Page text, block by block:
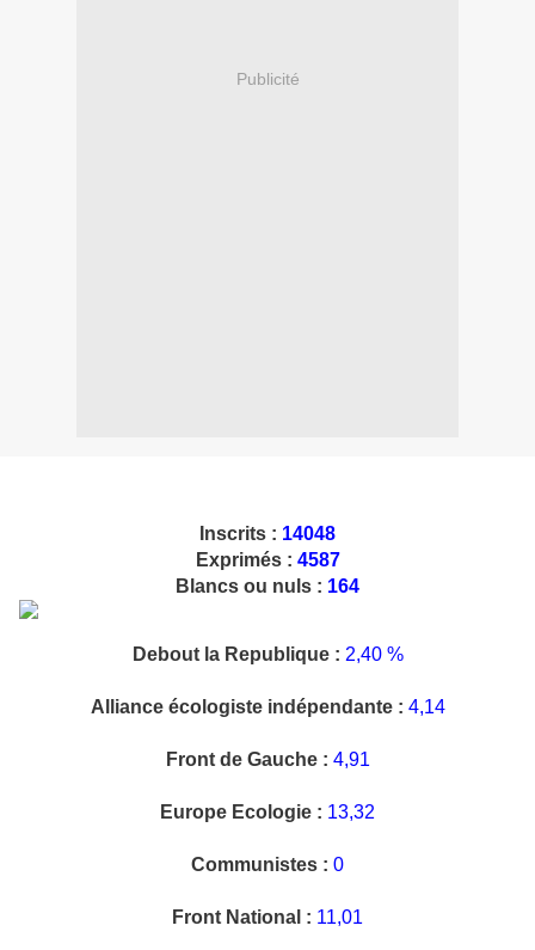
Publicité
Inscrits : 14048
Exprimés : 4587
Blancs ou nuls : 164
Debout la Republique : 2,40 %
Alliance écologiste indépendante : 4,14
Front de Gauche : 4,91
Europe Ecologie : 13,32
Communistes : 0
Front National : 11,01